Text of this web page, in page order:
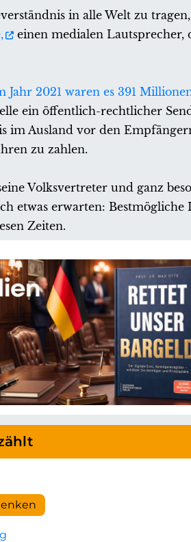
in alle Welt zu tragen,
einen medialen Lautsprecher,
Jahr 2021 waren es 391
ein öffentlich-rechtlicher
im Ausland vor den
zu zahlen.
Volksvertreter und ganz
etwas erwarten: Bestmögliche
Zeiten.